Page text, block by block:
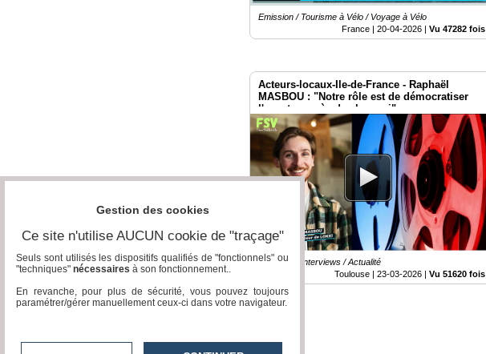
Emission / Tourisme à Vélo / Voyage à Vélo
France |20-04-2026 |Vu 47282 fois
Acteurs-locaux-Ile-de-France - Raphaël
MASBOU : "Notre rôle est de démocratiser
l'aventure près de chez soi"
Emission / Interviews / Actualité
Toulouse |23-03-2026 |Vu 51620 fois
Gestion des cookies
Ce site n'utilise AUCUN cookie de "traçage"
Seuls sont utilisés les dispositifs qualifiés de "fonctionnels" ou
"techniques" nécessaires à son fonctionnement..
En revanche, pour plus de sécurité, vous pouvez toujours
paramétrer/gérer manuellement ceux-ci dans votre navigateur.